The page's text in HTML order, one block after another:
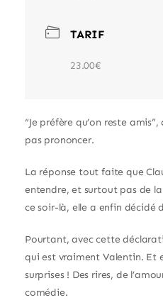
TARIF
23.00€
“Je préfère qu’on reste
pas prononcer.
La réponse tout faite que
entendre, et surtout pas de
ce soir-là, elle a enfin décidé
Pourtant, avec cette
qui est vraiment Valentin. Et
surprises ! Des rires, de
comédie.